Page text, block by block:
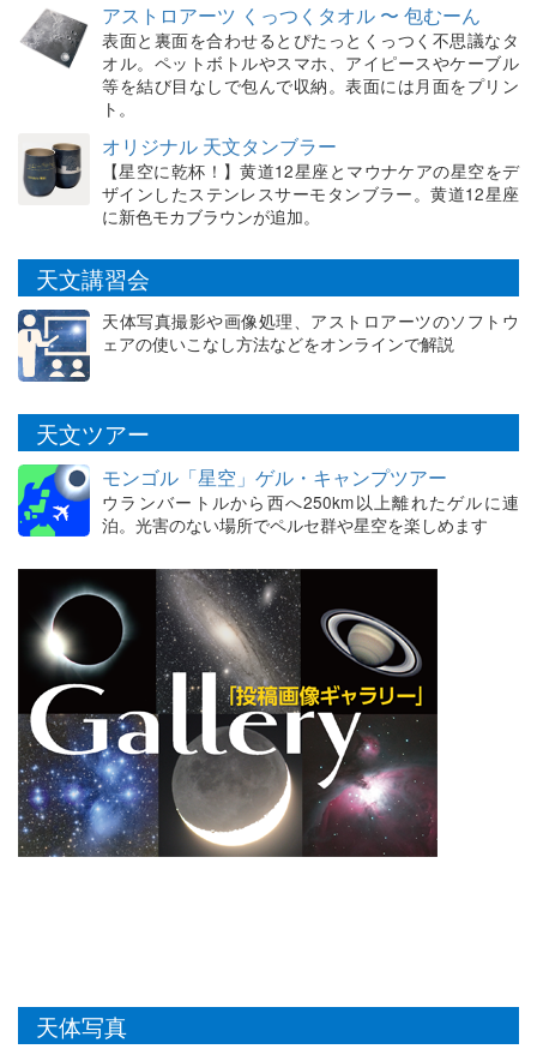
アストロアーツ くっつくタオル 〜 包むーん
表面と裏面を合わせるとぴたっとくっつく不思議なタ
オル。ペットボトルやスマホ、アイピースやケーブル
等を結び目なしで包んで収納。表面には月面をプリン
ト。
オリジナル 天文タンブラー
【星空に乾杯！】黄道12星座とマウナケアの星空をデ
ザインしたステンレスサーモタンブラー。黄道12星座
に新色モカブラウンが追加。
天文講習会
天体写真撮影や画像処理、アストロアーツのソフトウ
ェアの使いこなし方法などをオンラインで解説
天文ツアー
モンゴル「星空」ゲル・キャンプツアー
ウランバートルから西へ250km以上離れたゲルに連
泊。光害のない場所でペルセ群や星空を楽しめます
天体写真